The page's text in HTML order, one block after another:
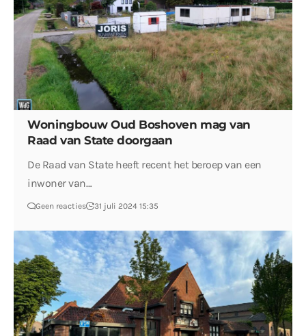
Woningbouw Oud Boshoven mag van
Raad van State doorgaan
De Raad van State heeft recent het beroep van een
inwoner van…
Geen reacties 31 juli 2024 15:35